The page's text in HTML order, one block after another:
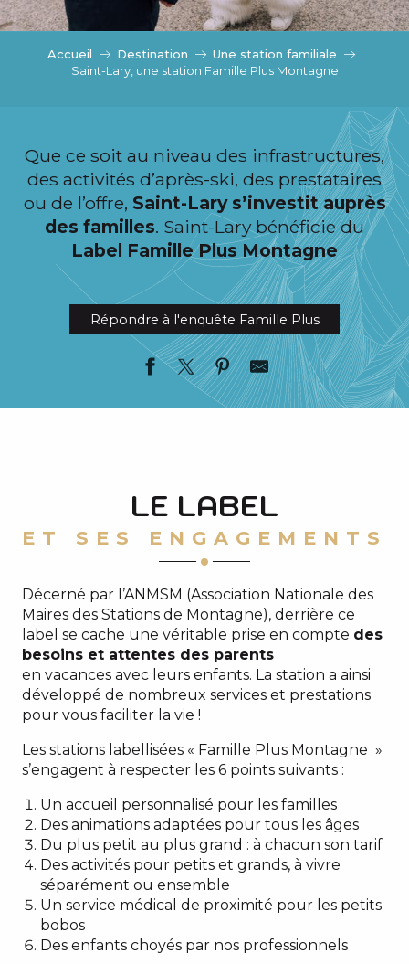
i
Accueil Destination
Une station familiale
Saint-Lary, une station Famille Plus Montagne
Que ce soit au niveau des infrastructures,
des activités d’après-ski, des prestataires
ou de l’offre, Saint-Lary s’investit auprès
des familles. Saint-Lary bénéficie du
Label Famille Plus Montagne
Répondre à l'enquête Famille Plus
LE LABEL
ET SES ENGAGEMENTS
Décerné par l’ANMSM (Association Nationale des
Maires des Stations de Montagne), derrière ce
label se cache une véritable prise en compte des
besoins et attentes des parents
en vacances avec leurs enfants. La station a ainsi
développé de nombreux services et prestations
pour vous faciliter la vie !
Les stations labellisées « Famille Plus Montagne »
s’engagent à respecter les 6 points suivants :
Un accueil personnalisé pour les familles
Des animations adaptées pour tous les âges
Du plus petit au plus grand : à chacun son tarif
Des activités pour petits et grands, à vivre
séparément ou ensemble
Un service médical de proximité pour les petits
bobos
Des enfants choyés par nos professionnels